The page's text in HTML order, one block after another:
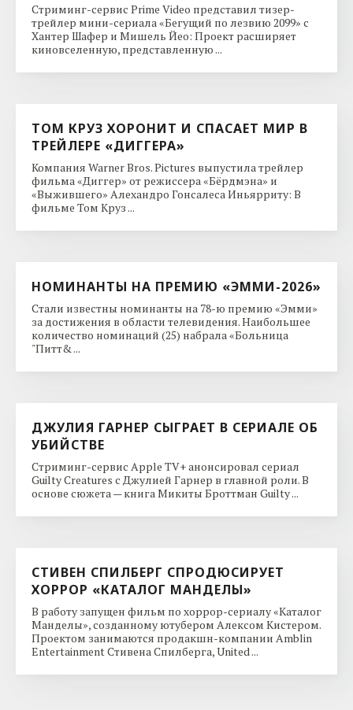
Стриминг-сервис Prime Video представил тизер-
трейлер мини-сериала «Бегущий по лезвию 2099» с
Хантер Шафер и Мишель Йео: Проект расширяет
киновселенную, представленную ...
ТОМ КРУЗ ХОРОНИТ И СПАСАЕТ МИР В
ТРЕЙЛЕРЕ «ДИГГЕРА»
Компания Warner Bros. Pictures выпустила трейлер
фильма «Диггер» от режиссера «Бёрдмэна» и
«Выжившего» Алехандро Гонсалеса Иньярриту: В
фильме Том Круз ...
НОМИНАНТЫ НА ПРЕМИЮ «ЭММИ-2026»
Стали известны номинанты на 78-ю премию «Эмми»
за достижения в области телевидения. Наибольшее
количество номинаций (25) набрала «Больница
"Питт& ...
ДЖУЛИЯ ГАРНЕР СЫГРАЕТ В СЕРИАЛЕ ОБ
УБИЙСТВЕ
Стриминг-сервис Apple TV+ анонсировал сериал
Guilty Creatures с Джулией Гарнер в главной роли. В
основе сюжета — книга Микиты Броттман Guilty ...
СТИВЕН СПИЛБЕРГ СПРОДЮСИРУЕТ
ХОРРОР «КАТАЛОГ МАНДЕЛЫ»
В работу запущен фильм по хоррор-сериалу «Каталог
Манделы», созданному ютубером Алексом Кистером.
Проектом занимаются продакшн-компании Amblin
Entertainment Стивена Спилберга, United ...